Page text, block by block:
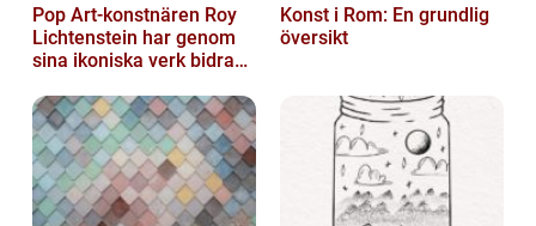
Pop Art-konstnären Roy
Lichtenstein har genom
sina ikoniska verk bidragit
Konst i Rom: En grundlig
översikt